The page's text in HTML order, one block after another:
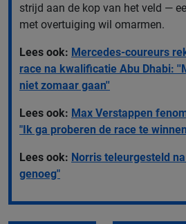
strijd aan de kop van het veld —
met overtuiging wil omarmen.
Lees ook: Mercedes-coureurs
race na kwalificatie Abu Dhabi:
niet zomaar gaan''
Lees ook: Max Verstappen
"Ik ga proberen de race te
Lees ook: Norris teleurgesteld
genoeg"